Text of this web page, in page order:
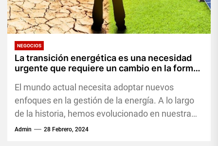
NEGOCIOS
La transición energética es una necesidad
urgente que requiere un cambio en la forma
El mundo actual necesita adoptar nuevos
enfoques en la gestión de la energía. A lo largo
de la historia, hemos evolucionado en nuestra
forma de...
Admin 28 Febrero, 2024